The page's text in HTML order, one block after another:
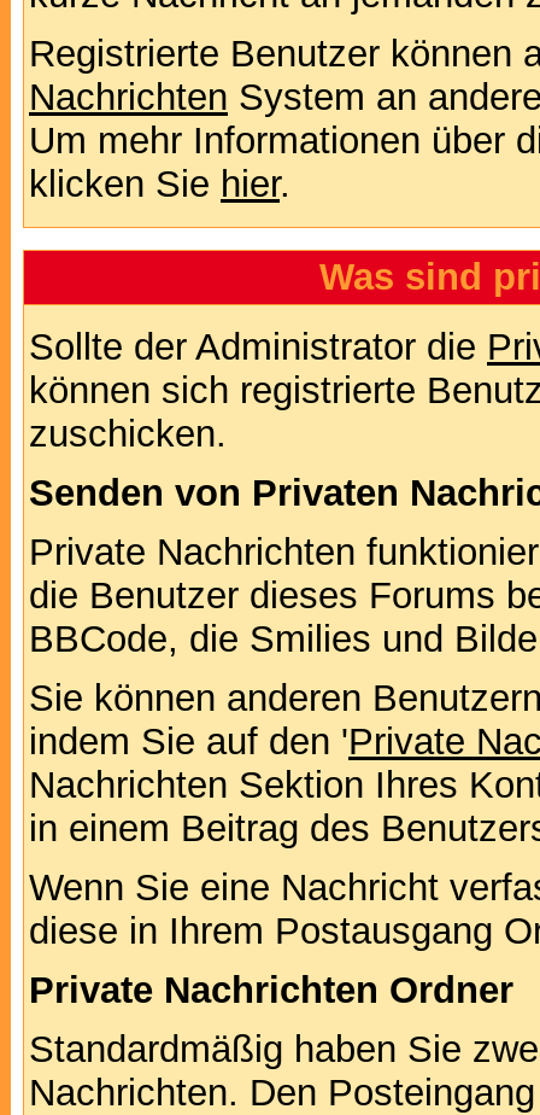
Registrierte Benutzer können
Nachrichten System an
Um mehr Informationen über
klicken Sie hier.
Was sind
Sollte der Administrator die
können sich registrierte
zuschicken.
Senden von Privaten
Private Nachrichten
die Benutzer dieses Forums
BBCode, die Smilies und
Sie können anderen
indem Sie auf den 'Private
Nachrichten Sektion Ihres
in einem Beitrag des
Wenn Sie eine Nachricht
diese in Ihrem Postausgang
Private Nachrichten Ordner
Standardmäßig haben Sie
Nachrichten. Den